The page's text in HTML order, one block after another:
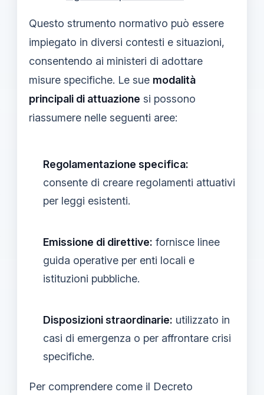
Questo strumento normativo può essere
impiegato in diversi contesti e situazioni,
consentendo ai ministeri di adottare
misure specifiche. Le sue modalità
principali di attuazione si possono
riassumere nelle seguenti aree:
Regolamentazione specifica:
consente di creare regolamenti attuativi
per leggi esistenti.
Emissione di direttive: fornisce linee
guida operative per enti locali e
istituzioni pubbliche.
Disposizioni straordinarie: utilizzato in
casi di emergenza o per affrontare crisi
specifiche.
Per comprendere come il Decreto